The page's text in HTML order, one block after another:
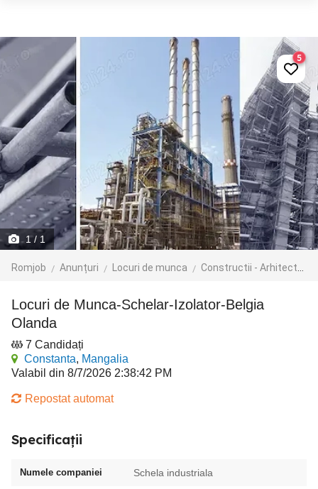
1/ 1
Romjob Anunțuri Locuri de munca Constructii - Arhitectura - Design
5
Locuri de Munca-Schelar-Izolator-Belgia
Olanda
7 Candidați
Constanta, Mangalia
Valabil din 8/7/2026 2:38:42 PM
Repostat automat
Specificații
Numele companiei Schela industriala